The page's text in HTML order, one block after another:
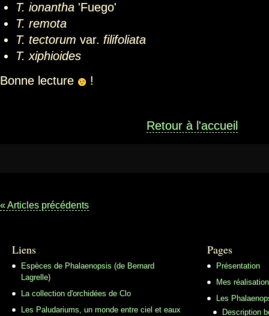
T. ionantha 'Fuego'
T. remota
T. tectorum var. filifoliata
T. xiphioides
Bonne lecture
!
Retour à l'accueil
« Articles précédents
Liens
Espèces de Phalaenopsis (de Bernard
Lagrelle)
La collection d'orchidées de Clo
Les Paludariums, un monde entre ciel et eaux
Pages
Présentation
Mes
Les
Description